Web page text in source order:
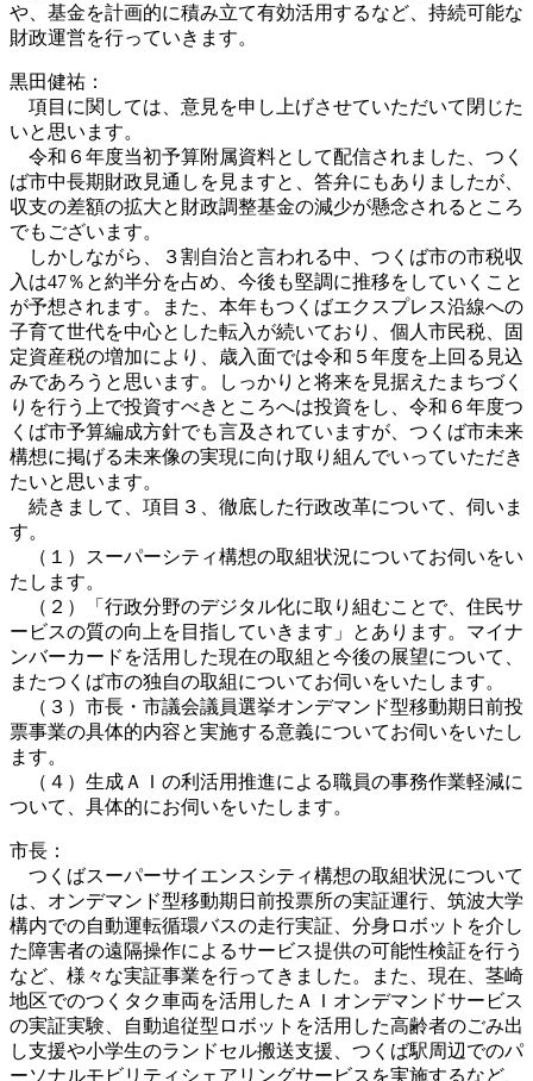
や、基金を計画的に積み立て有効活用するなど、持続可能な
財政運営を行っていきます。
黒田健祐：
項目に関しては、意見を申し上げさせていただいて閉じた
いと思います。
令和６年度当初予算附属資料として配信されました、つく
ば市中長期財政見通しを見ますと、答弁にもありましたが、
収支の差額の拡大と財政調整基金の減少が懸念されるところ
でもございます。
しかしながら、３割自治と言われる中、つくば市の市税収
入は47％と約半分を占め、今後も堅調に推移をしていくこと
が予想されます。また、本年もつくばエクスプレス沿線への
子育て世代を中心とした転入が続いており、個人市民税、固
定資産税の増加により、歳入面では令和５年度を上回る見込
みであろうと思います。しっかりと将来を見据えたまちづく
りを行う上で投資すべきところへは投資をし、令和６年度つ
くば市予算編成方針でも言及されていますが、つくば市未来
構想に掲げる未来像の実現に向け取り組んでいっていただき
たいと思います。
続きまして、項目３、徹底した行政改革について、伺いま
す。
（１）スーパーシティ構想の取組状況についてお伺いをい
たします。
（２）「行政分野のデジタル化に取り組むことで、住民サ
ービスの質の向上を目指していきます」とあります。マイナ
ンバーカードを活用した現在の取組と今後の展望について、
またつくば市の独自の取組についてお伺いをいたします。
（３）市長・市議会議員選挙オンデマンド型移動期日前投
票事業の具体的内容と実施する意義についてお伺いをいたし
ます。
（４）生成ＡＩの利活用推進による職員の事務作業軽減に
ついて、具体的にお伺いをいたします。
市長：
つくばスーパーサイエンスシティ構想の取組状況について
は、オンデマンド型移動期日前投票所の実証運行、筑波大学
構内での自動運転循環バスの走行実証、分身ロボットを介し
た障害者の遠隔操作によるサービス提供の可能性検証を行う
など、様々な実証事業を行ってきました。また、現在、茎崎
地区でのつくタク車両を活用したＡＩオンデマンドサービス
の実証実験、自動追従型ロボットを活用した高齢者のごみ出
し支援や小学生のランドセル搬送支援、つくば駅周辺でのパ
ーソナルモビリティシェアリングサービスを実施するなど、